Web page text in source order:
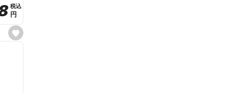
e
s
e
税込
税込
円
円